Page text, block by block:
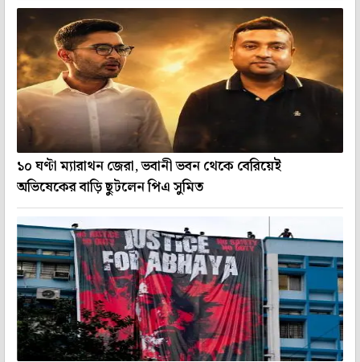
১০ ঘণ্টা ম্যারাথন জেরা, ভবানী ভবন থেকে বেরিয়েই
অভিষেকের বাড়ি ছুটলেন পিএ সুমিত